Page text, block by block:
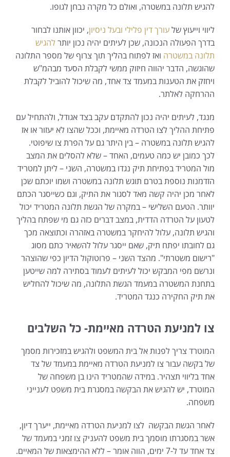
להגיש תלונה במשטרה, ואולם כל מקרה נבחן לגופו.
ליווי וייעוץ שלעורך דין פלילי ובעל ניסיון, יכוון אותנו לבחור
בדרך הפעולה הנכונה, שכן לעיתים יהיה נכון יותר להגיש
תלונה במשטרה ואז לפתוח בהליך תוך צרוף של מספר התלונה
שהוגשה, הדבר יהווה חיזוק ממשי לקבלת הסעד מבהמ"ש
ויחזק את הטענות במעמד צד אחד, מה שיכול להוביל לקבלת
ההרחקה לאלתר.
מנגד, לעיתים יהיה נכון להתקדם עקב בצד אגודל, ולהתחיל עם
פתיחת ההליך לצו הטרדה מאיימת, וככל שהצו לא יעזור או אז
להגיש תלונה במשטרה – בין היתר גם על הפרת צו שיפוטי.
לכך כמובן יש כמה טעמים, האחד – שלא להסלים את המצב
מול המטריד בפתיחת תיק נגדו במשטרה, השני – ליתן למטריד
הזדמנות נוספת בטרם תוגש תלונה במשטרה ושמו יוכתם שכן
לאחר מכן יהיה קשה מאד לסגור את התיק, וגם כשייסגר הכתם
יוותר. הטעם השלישי – במקרה של הגשת תלונה המטריד יכול
לטעון על הטרדה הדדית, במצב דברים כזה גם מי שפתח בהליך
והגיש תלונה, עלול להיחקר במשטרה באזהרה וכתוצאה מכך
גם לחובתו יפתח תיק, שאם ייסגר עלול להשאיר כתם מסוג
"רישום משטרתי". מהצד השני – פרוטוקול הדיון כפי שהוצהר
ונרשם מפי המבקש יכול לעיתים לעמוד בסתירה למה שייטען
בתחנת המשטרה במעמד הגשת התלונה, מה שיכול להחליש
את תיק החקירה כנגד המטריד.
צו למניעת הטרדה מאיימת- כל השלבים
המוטרד צריך לפנות אל בית המשפט ולהגיש במזכירות מסמך
של בקשה עבור צו למניעת הטרדה מאיימת במעמד של צד
אחד בליווי תצהיר. במידה שהמטריד הינו בן משפחה של
המוטרד, יש להגיש את הבקשה במסגרת בית משפט לענייני
משפחה.
לאחר הגשת הבקשה לצו למניעת הטרדה מאיימת, ייערך דיון,
אשר במסגרתו מוסמך בית משפט להעניק צו זמני במעמד של
צד אחד עד ל-7 ימים, הווה אומר – ללא ההימצאות של המאיים.